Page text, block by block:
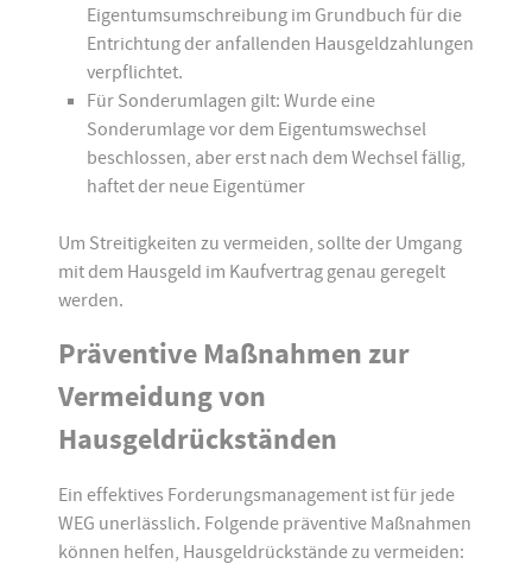
Eigentumsumschreibung im Grundbuch für die
Entrichtung der anfallenden Hausgeldzahlungen
verpflichtet.
Für Sonderumlagen gilt: Wurde eine
Sonderumlage vor dem Eigentumswechsel
beschlossen, aber erst nach dem Wechsel fällig,
haftet der neue Eigentümer
Um Streitigkeiten zu vermeiden, sollte der Umgang
mit dem Hausgeld im Kaufvertrag genau geregelt
werden.
Präventive Maßnahmen zur
Vermeidung von
Hausgeldrückständen
Ein effektives Forderungsmanagement ist für jede
WEG unerlässlich. Folgende präventive Maßnahmen
können helfen, Hausgeldrückstände zu vermeiden: